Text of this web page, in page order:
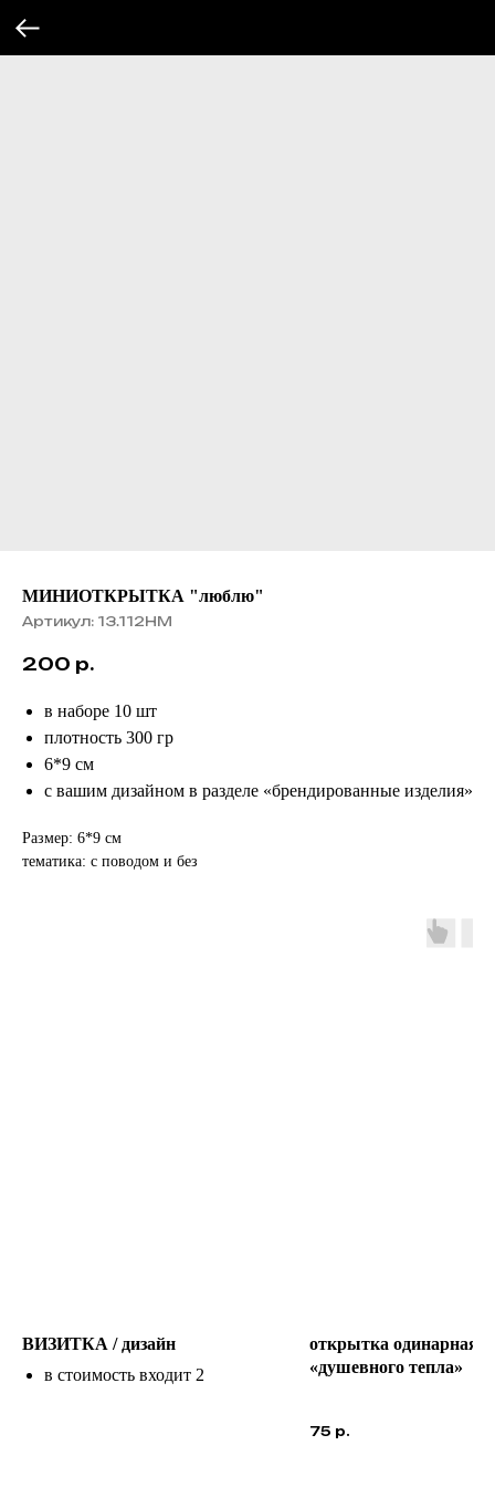
МИНИОТКРЫТКА "люблю"
Артикул: 13.112НМ
200 р.
в наборе 10 шт
плотность 300 гр
6*9 см
с вашим дизайном в разделе «брендированные изделия»
Размер: 6*9 см
тематика: с поводом и без
ВИЗИТКА / дизайн
в стоимость входит 2
открытка одинарная
«душевного тепла»
75 р.